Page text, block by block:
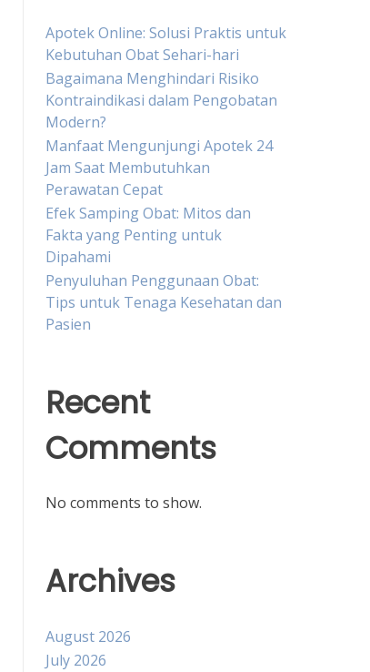
Apotek Online: Solusi Praktis untuk
Kebutuhan Obat Sehari-hari
Bagaimana Menghindari Risiko
Kontraindikasi dalam Pengobatan
Modern?
Manfaat Mengunjungi Apotek 24
Jam Saat Membutuhkan
Perawatan Cepat
Efek Samping Obat: Mitos dan
Fakta yang Penting untuk
Dipahami
Penyuluhan Penggunaan Obat:
Tips untuk Tenaga Kesehatan dan
Pasien
Recent
Comments
No comments to show.
Archives
August 2026
July 2026